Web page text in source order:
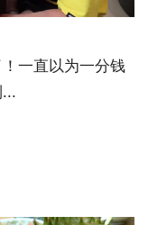
一直以为一分钱